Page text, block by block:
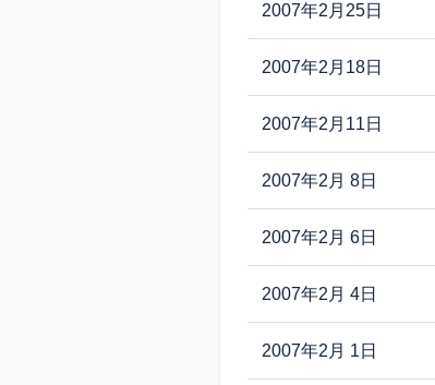
2007年2月25日
2007年2月18日
2007年2月11日
2007年2月 8日
2007年2月 6日
2007年2月 4日
2007年2月 1日